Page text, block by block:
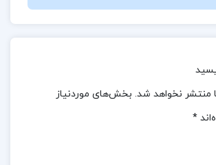
احکام دینی و مسائل اخلاقی اسلامی
نوجوان و جوان را به درک بهتر
احکام در زندگی روزمره تشویق کند.
سید علی خامنه ای :
منتشر نخواهد شد. بخش‌های موردنیاز
*